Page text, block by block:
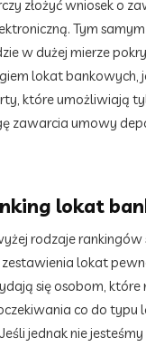
złożyć wniosek o
Tym
w dużej mierze
lokat bankowych,
które umożliwiają
zawarcia umowy
lokat
rodzaje rankingów
lokat
się osobom, które
co do typu
jednak nie